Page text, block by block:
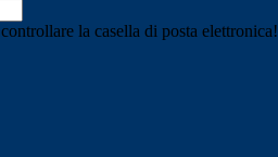
la casella di posta elettronica!